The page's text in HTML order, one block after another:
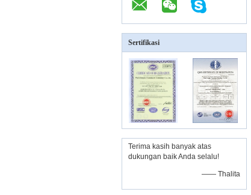
Sertifikasi
Terima kasih banyak atas
dukungan baik Anda selalu!
—— Thalita